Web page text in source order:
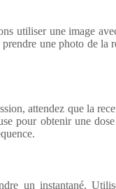
utiliser une image
une photo de la
attendez que la
pour obtenir une
un instantané.